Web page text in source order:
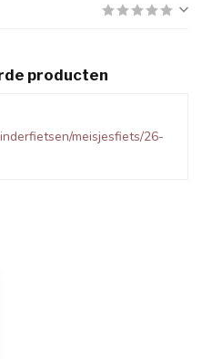
producten
meisjesfiets/26-